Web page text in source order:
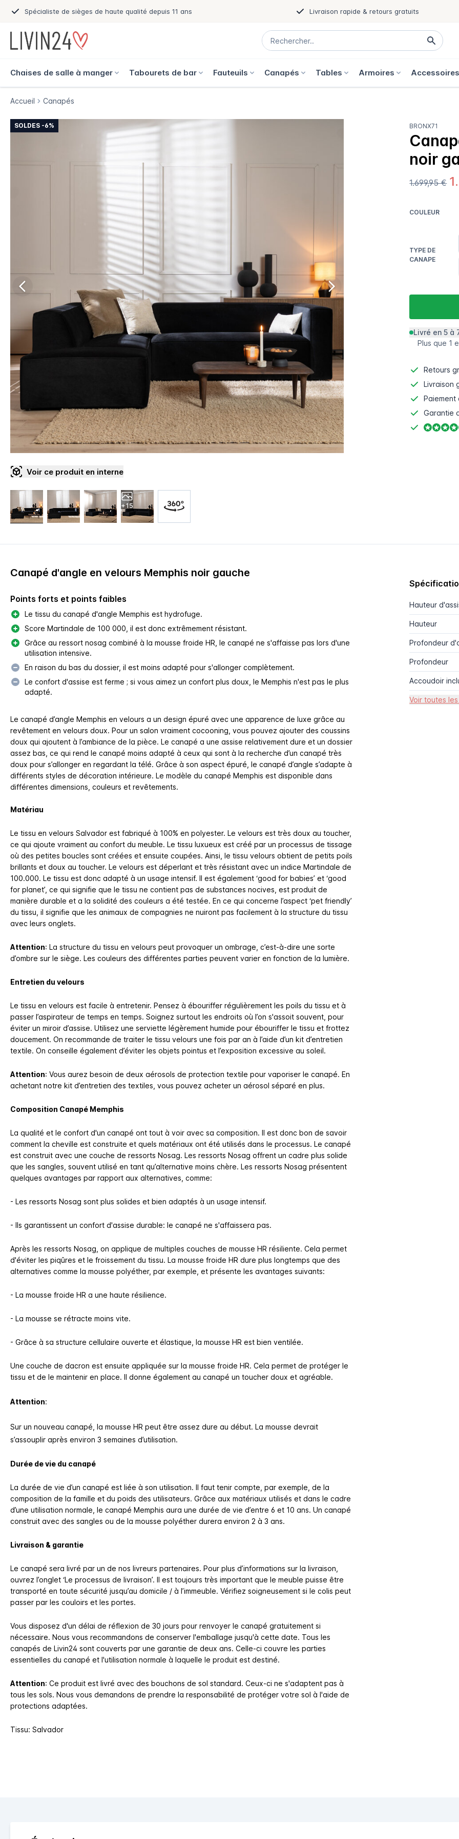
Spécialiste de sièges de haute qualité depuis 11 ans Livraison rapide & retours gratuits
Chaises de salle à manger Tabourets de bar Fauteuils Canapés Tables Armoires Accessoires
Accueil Canapés
SOLDES -6%
Voir ce produit en interne
+15
BRONX71
noir
1.699,95 €
COULEUR
TYPE DE
CANAPE
Livré en 5 à
Plus que 1
Retours
Livraison
Paiement
Garantie
Canapé d'angle en velours Memphis noir gauche
Points forts et points faibles
Le tissu du canapé d'angle Memphis est hydrofuge.
Score Martindale de 100 000, il est donc extrêmement résistant.
Grâce au ressort nosag combiné à la mousse froide HR, le canapé ne s'affaisse pas lors d'une
utilisation intensive.
En raison du bas du dossier, il est moins adapté pour s'allonger complètement.
Le confort d'assise est ferme ; si vous aimez un confort plus doux, le Memphis n'est pas le plus
adapté.
Le canapé d’angle Memphis en velours a un design épuré avec une apparence de luxe grâce au
revêtement en velours doux. Pour un salon vraiment cocooning, vous pouvez ajouter des coussins
doux qui ajoutent à l’ambiance de la pièce. Le canapé a une assise relativement dure et un dossier
assez bas, ce qui rend le canapé moins adapté à ceux qui sont à la recherche d’un canapé très
doux pour s’allonger en regardant la télé. Grâce à son aspect épuré, le canapé d’angle s’adapte à
différents styles de décoration intérieure. Le modèle du canapé Memphis est disponible dans
différentes dimensions, couleurs et revêtements.
Matériau
Le tissu en velours Salvador est fabriqué à 100% en polyester. Le velours est très doux au toucher,
ce qui ajoute vraiment au confort du meuble. Le tissu luxueux est créé par un processus de tissage
où des petites boucles sont créées et ensuite coupées. Ainsi, le tissu velours obtient de petits poils
brillants et doux au toucher. Le velours est déperlant et très résistant avec un indice Martindale de
100.000. Le tissu est donc adapté à un usage intensif. Il est également ‘good for babies’ et ‘good
for planet’, ce qui signifie que le tissu ne contient pas de substances nocives, est produit de
manière durable et a la solidité des couleurs a été testée. En ce qui concerne l’aspect ‘pet friendly’
du tissu, il signifie que les animaux de compagnies ne nuiront pas facilement à la structure du tissu
avec leurs onglets.
Attention: La structure du tissu en velours peut provoquer un ombrage, c’est-à-dire une sorte
d’ombre sur le siège. Les couleurs des différentes parties peuvent varier en fonction de la lumière.
Entretien du velours
Le tissu en velours est facile à entretenir. Pensez à ébouriffer régulièrement les poils du tissu et à
passer l’aspirateur de temps en temps. Soignez surtout les endroits où l’on s'assoit souvent, pour
éviter un miroir d’assise. Utilisez une serviette légèrement humide pour ébouriffer le tissu et frottez
doucement. On recommande de traiter le tissu velours une fois par an à l’aide d’un kit d’entretien
textile. On conseille également d’éviter les objets pointus et l’exposition excessive au soleil.
Attention: Vous aurez besoin de deux aérosols de protection textile pour vaporiser le canapé. En
achetant notre kit d’entretien des textiles, vous pouvez acheter un aérosol séparé en plus.
Composition Canapé Memphis
La qualité et le confort d'un canapé ont tout à voir avec sa composition. Il est donc bon de savoir
comment la cheville est construite et quels matériaux ont été utilisés dans le processus. Le canapé
est construit avec une couche de ressorts Nosag. Les ressorts Nosag offrent un cadre plus solide
que les sangles, souvent utilisé en tant qu’alternative moins chère. Les ressorts Nosag présentent
quelques avantages par rapport aux alternatives, comme:
- Les ressorts Nosag sont plus solides et bien adaptés à un usage intensif.
- Ils garantissent un confort d'assise durable: le canapé ne s'affaissera pas.
Après les ressorts Nosag, on applique de multiples couches de mousse HR résiliente. Cela permet
d'éviter les piqûres et le froissement du tissu. La mousse froide HR dure plus longtemps que des
alternatives comme la mousse polyéther, par exemple, et présente les avantages suivants:
​- La mousse froide HR a une haute résilience​.
- La mousse se rétracte moins vite.
- Grâce à sa structure cellulaire ouverte et élastique, la mousse HR est bien ventilée.
Une couche de dacron est ensuite appliquée sur la mousse froide HR. Cela permet de protéger le
tissu et de le maintenir en place. Il donne également au canapé un toucher doux et agréable.
Attention:
Sur un nouveau canapé, la mousse HR peut être assez dure au début. La mousse devrait
s’assouplir après environ 3 semaines d’utilisation.
Durée de vie du canapé
La durée de vie d’un canapé est liée à son utilisation. Il faut tenir compte, par exemple, de la
composition de la famille et du poids des utilisateurs. Grâce aux matériaux utilisés et dans le cadre
d’une utilisation normale, le canapé Memphis aura une durée de vie d’entre 6 et 10 ans. Un canapé
construit avec des sangles ou de la mousse polyéther durera environ 2 à 3 ans.
Livraison & garantie
Le canapé sera livré par un de nos livreurs partenaires. Pour plus d’informations sur la livraison,
ouvrez l’onglet ‘Le processus de livraison’. Il est toujours très important que le meuble puisse être
transporté en toute sécurité jusqu’au domicile / à l’immeuble. Vérifiez soigneusement si le colis peut
passer par les couloirs et les portes.
Vous disposez d'un délai de réflexion de 30 jours pour renvoyer le canapé gratuitement si
nécessaire. Nous vous recommandons de conserver l'emballage jusqu'à cette date. Tous les
canapés de Livin24 sont couverts par une garantie de deux ans. Celle-ci couvre les parties
essentielles du canapé et l'utilisation normale à laquelle le produit est destiné.
Attention: Ce produit est livré avec des bouchons de sol standard. Ceux-ci ne s'adaptent pas à
tous les sols. Nous vous demandons de prendre la responsabilité de protéger votre sol à l'aide de
protections adaptées.
Tissu: Salvador
Hauteur
Hauteur
Profondeur
Profondeur
Accoudoir
Voir toutes